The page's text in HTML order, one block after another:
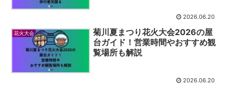
2026.06.20
花火大会
菊川夏まつり花火大会2026の屋
台ガイド！営業時間やおすすめ観
覧場所も解説
2026.06.20